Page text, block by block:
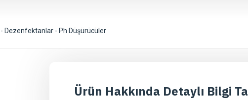
Dezenfektanlar - Ph Düşürücüler
Ürün Hakkında Detaylı Bilgi